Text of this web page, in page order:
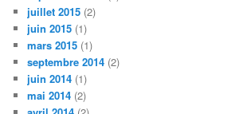
juillet 2015 (2)
juin 2015 (1)
mars 2015 (1)
septembre 2014 (2)
juin 2014 (1)
mai 2014 (2)